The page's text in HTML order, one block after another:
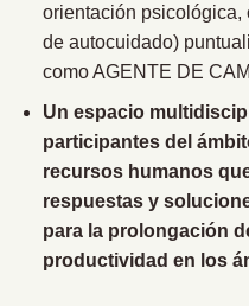
orientación psicológica,
de autocuidado)
como AGENTE DE
Un espacio
participantes del
recursos humanos
respuestas y
para la prolongación
productividad en los